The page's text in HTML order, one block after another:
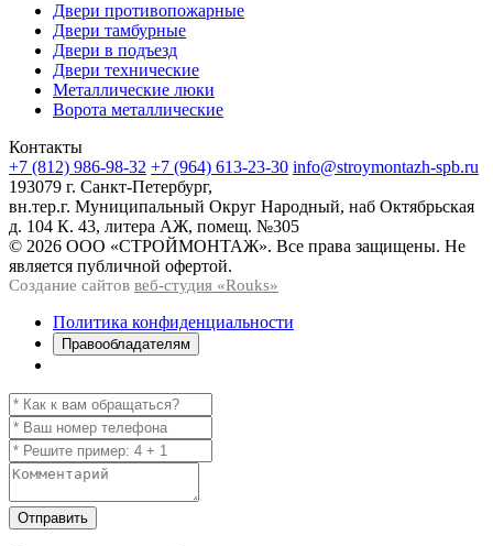
Двери противопожарные
Двери тамбурные
Двери в подъезд
Двери технические
Металлические люки
Ворота металлические
Контакты
+7 (812) 986-98-32 +7 (964) 613-23-30 info@stroymontazh-spb.ru
193079 г. Санкт-Петербург,
вн.тер.г. Муниципальный Округ Народный, наб Октябрьская
д. 104 К. 43, литера АЖ, помещ. №305
© 2026 ООО «СТРОЙМОНТАЖ». Все права защищены. Не
является публичной офертой.
Создание сайтов веб-студия «Rouks»
Политика конфиденциальности
Правообладателям
Отправить